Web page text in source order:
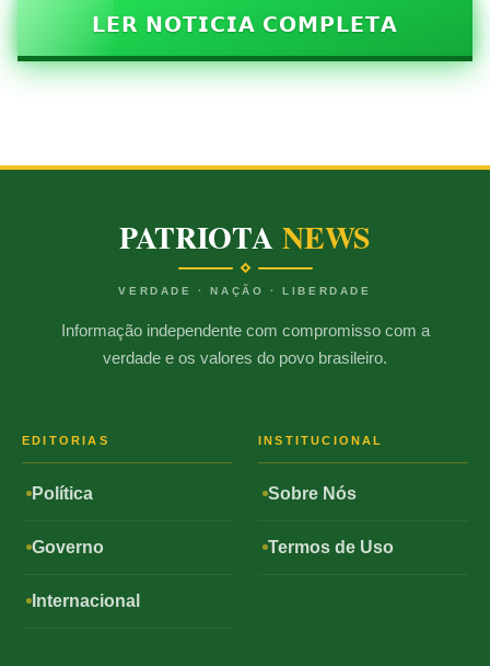
𝗟𝗘𝗥 𝗡𝗢𝗧𝗜𝗖𝗜𝗔 𝗖𝗢𝗠𝗣𝗟𝗘𝗧𝗔
PATRIOTANEWS
VERDADE · NAÇÃO · LIBERDADE
Informação independente com compromisso com a
verdade e os valores do povo brasileiro.
EDITORIAS
Política
Governo
Internacional
INSTITUCIONAL
Sobre Nós
Termos de Uso